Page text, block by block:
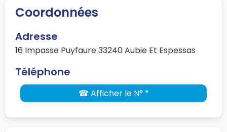
Coordonnées
Adresse
16 Impasse Puyfaure 33240 Aubie Et Espessas
Téléphone
☎ Afficher le N° *